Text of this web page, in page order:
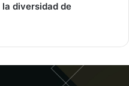
diversidad de